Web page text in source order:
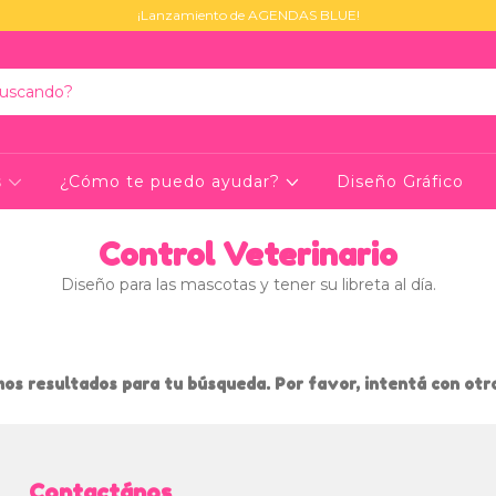
¡Lanzamiento de AGENDAS BLUE!
¿Cómo te puedo ayudar? Diseño Gráfico
Control Veterinario
Diseño para las mascotas y tener su libreta al día.
resultados para tu búsqueda. Por favor, intentá con